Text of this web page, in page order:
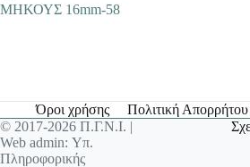
ΜΗΚΟΥΣ 16mm-58
Όροι χρήσης Πολιτική Απορρήτου
© 2017-2026 Π.Γ.Ν.Ι. |
Web admin: Υπ.
Πληροφορικής